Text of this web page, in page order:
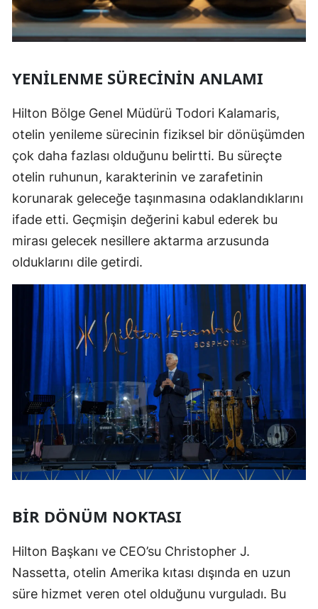
YENILENME SÜRECININ ANLAMI
Hilton Bölge Genel Müdürü Todori Kalamaris,
otelin yenileme sürecinin fiziksel bir dönüşümden
çok daha fazlası olduğunu belirtti. Bu süreçte
otelin ruhunun, karakterinin ve zarafetinin
korunarak geleceğe taşınmasına odaklandıklarını
ifade etti. Geçmişin değerini kabul ederek bu
mirası gelecek nesillere aktarma arzusunda
olduklarını dile getirdi.
BIR DÖNÜM NOKTASI
Hilton Başkanı ve CEO’su Christopher J.
Nassetta, otelin Amerika kıtası dışında en uzun
süre hizmet veren otel olduğunu vurguladı. Bu